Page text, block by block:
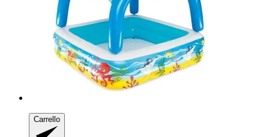
Carrello